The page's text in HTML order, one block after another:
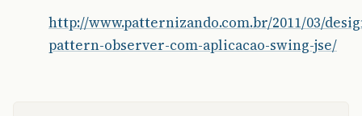
http://www.patternizando.com.br/2011/03/
pattern-observer-com-aplicacao-swing-jse/